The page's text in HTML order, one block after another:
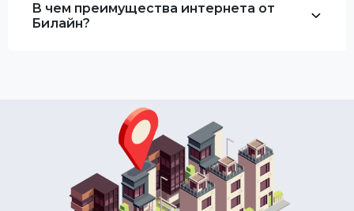
В чем преимущества интернета от
Билайн?